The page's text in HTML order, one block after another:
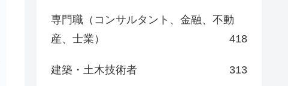
専門職（コンサルタント、金融、不動
産、士業）
418
建築・土木技術者 313